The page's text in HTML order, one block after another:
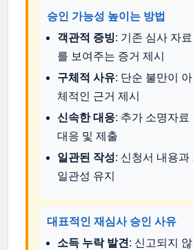
승인 가능성 높이는 방법
객관적 증빙: 기존 심사 자
를 보여주는 증거 제시
구체적 사유: 단순 불만이
체적인 근거 제시
신속한 대응: 추가 소명자료
대응 및 제출
일관된 작성: 신청서 내용
일관성 유지
대표적인 재심사 승인 사유
소득 누락 발견 : 신고되지